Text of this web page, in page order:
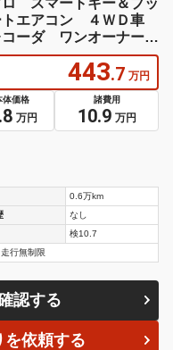
エアコン ４ＷＤ車
ーダ ワンオーナー
443.7 万円
体価格
万円
諸費用
10.9 万円
0.6万km
なし
検10.7
行無制限
認する
を依頼する